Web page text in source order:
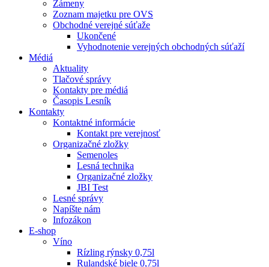
Zámeny
Zoznam majetku pre OVS
Obchodné verejné súťaže
Ukončené
Vyhodnotenie verejných obchodných súťaží
Médiá
Aktuality
Tlačové správy
Kontakty pre médiá
Časopis Lesník
Kontakty
Kontaktné informácie
Kontakt pre verejnosť
Organizačné zložky
Semenoles
Lesná technika
Organizačné zložky
JBI Test
Lesné správy
Napíšte nám
Infozákon
E-shop
Víno
Rízling rýnsky 0,75l
Rulandské biele 0,75l